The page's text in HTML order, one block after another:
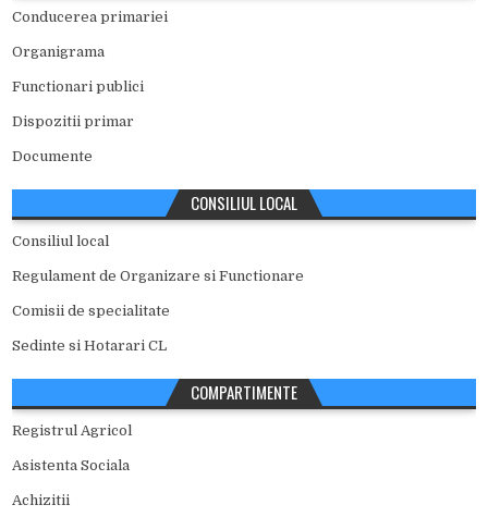
Conducerea primariei
Organigrama
Functionari publici
Dispozitii primar
Documente
CONSILIUL LOCAL
Consiliul local
Regulament de Organizare si Functionare
Comisii de specialitate
Sedinte si Hotarari CL
COMPARTIMENTE
Registrul Agricol
Asistenta Sociala
Achizitii